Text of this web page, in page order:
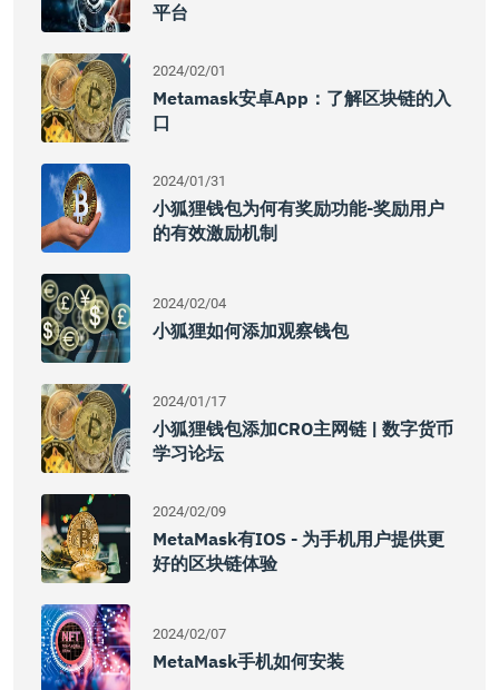
平台
2024/02/01
Metamask安卓app：了解区块链的入
口
2024/01/31
小狐狸钱包为何有奖励功能-奖励用户
的有效激励机制
2024/02/04
小狐狸如何添加观察钱包
2024/01/17
小狐狸钱包添加CRO主网链 | 数字货币
学习论坛
2024/02/09
MetaMask有iOS - 为手机用户提供更
好的区块链体验
2024/02/07
MetaMask手机如何安装